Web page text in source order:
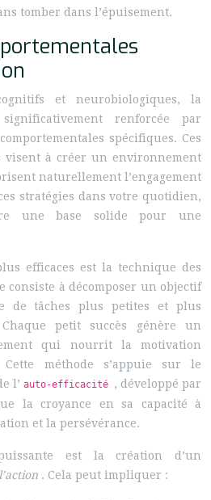
tomber dans l’épuisement.
et neurobiologiques, la
renforcée par
spécifiques. Ces
visent à créer un environnement
naturellement l’engagement
stratégies dans votre quotidien,
une base solide pour une
efficaces est la technique des
consiste à décomposer un objectif
de tâches plus petites et plus
petit succès génère un
qui nourrit la motivation
méthode s’appuie sur le
l’ auto-efficacité , développé par
la croyance en sa capacité à
et la persévérance.
est la création d’un
. Cela peut impliquer :